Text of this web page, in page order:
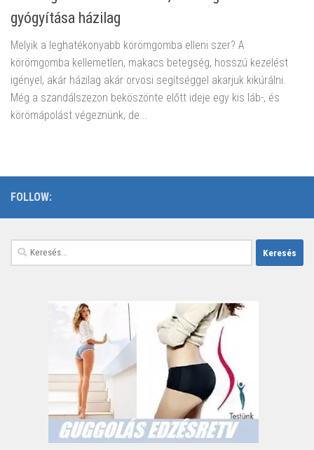
gyógyítása házilag
Melyik a leghatékonyabb körömgomba elleni szer? A
körömgomba kellemetlen, makacs betegség, hosszú kezelést
igényel, akár házilag akár orvosi segítséggel akarjuk kikúrálni.
Még a szandálszezon beköszönte előtt ideje egy kis láb-, és
körömápolást végeznünk, de...
FOLLOW:
Keresés: